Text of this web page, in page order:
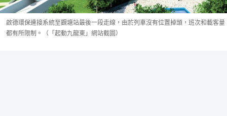
啟德環保連接系統至觀塘站最後一段走線，由於列車沒有位置掉頭，班次和載客量
都有所限制。（「起動九龍東」網站截圖）